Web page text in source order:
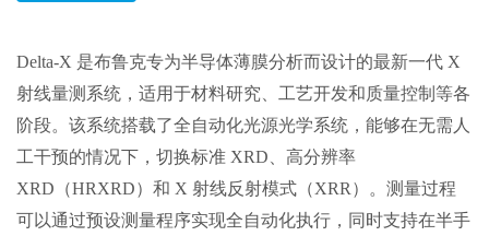
Delta-X 是布鲁克专为半导体薄膜分析而设计的最新一代 X
射线量测系统，适用于材料研究、工艺开发和质量控制等各
阶段。该系统搭载了全自动化光源光学系统，能够在无需人
工干预的情况下，切换标准 XRD 、高分辨率
XRD （HRXRD）和 X 射线反射模式（XRR ）。测量过程
可以通过预设测量程序实现全自动化执行，同时支持在半手